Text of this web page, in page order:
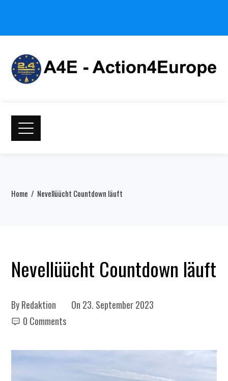
Home Nevellüücht Countdown läuft
Nevellüücht Countdown läuft
ByRedaktion On 23. September 2023
0 Comments